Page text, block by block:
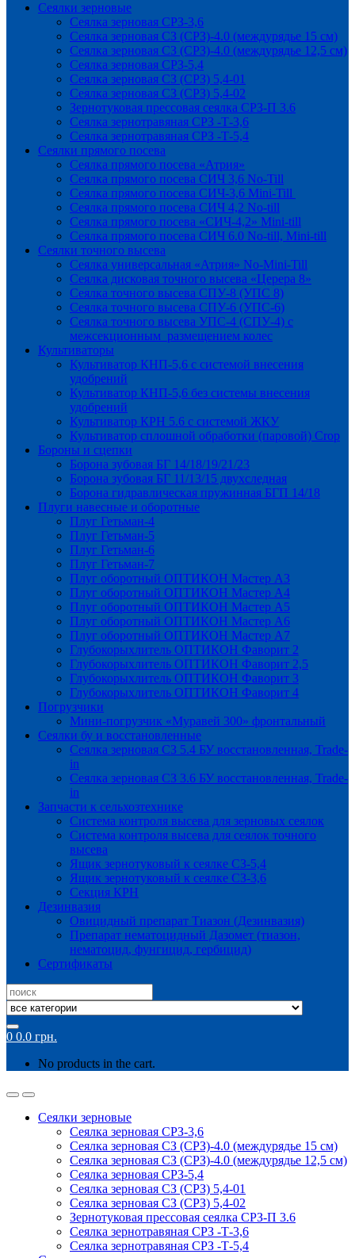
Сеялки зерновые
Сеялка зерновая СРЗ-3,6
Сеялка зерновая СЗ (СРЗ)-4.0 (междурядье 15 см)
Сеялка зерновая СЗ (СРЗ)-4.0 (междурядье 12,5 см)
Сеялка зерновая СРЗ-5,4
Сеялка зерновая СЗ (СРЗ) 5,4-01
Сеялка зерновая СЗ (СРЗ) 5,4-02
Зернотуковая прессовая сеялка СРЗ-П 3.6
Сеялка зернотравяная СРЗ -Т-3,6
Сеялка зернотравяная СРЗ -Т-5,4
Сеялки прямого посева
Сеялка прямого посева «Атрия»
Сеялка прямого посева СИЧ 3,6 No-Till
Сеялка прямого посева СИЧ-3,6 Mini-Till
Сеялка прямого посева СИЧ 4,2 No-till
Сеялка прямого посева «СИЧ-4,2» Mini-till
Сеялка прямого посева СИЧ 6.0 No-till, Mini-till
Сеялки точного высева
Сеялка универсальная «Атрия» No-Mini-Till
Сеялка дисковая точного высева «Церера 8»
Сеялка точного высева СПУ-8 (УПС 8)
Сеялка точного высева СПУ-6 (УПС-6)
Сеялка точного высева УПС-4 (СПУ-4) с
межсекционным размещением колес
Культиваторы
Культиватор КНП-5,6 с системой внесения
удобрений
Культиватор КНП-5,6 без системы внесения
удобрений
Культиватор КРН 5.6 с системой ЖКУ
Культиватор сплошной обработки (паровой) Crop
Бороны и сцепки
Борона зубовая БГ 14/18/19/21/23
Борона зубовая БГ 11/13/15 двухследная
Борона гидравлическая пружинная БГП 14/18
Плуги навесные и оборотные
Плуг Гетьман-4
Плуг Гетьман-5
Плуг Гетьман-6
Плуг Гетьман-7
Плуг оборотный ОПТИКОН Мастер А3
Плуг оборотный ОПТИКОН Мастер А4
Плуг оборотный ОПТИКОН Мастер А5
Плуг оборотный ОПТИКОН Мастер А6
Плуг оборотный ОПТИКОН Мастер А7
Глубокорыхлитель ОПТИКОН Фаворит 2
Глубокорыхлитель ОПТИКОН Фаворит 2,5
Глубокорыхлитель ОПТИКОН Фаворит 3
Глубокорыхлитель ОПТИКОН Фаворит 4
Погрузчики
Мини-погрузчик «Муравей 300» фронтальный
Сеялки бу и восстановленные
Сеялка зерновая СЗ 5.4 БУ восстановленная, Trade-
in
Сеялка зерновая СЗ 3.6 БУ восстановленная, Trade-
in
Запчасти к сельхозтехнике
Система контроля высева для зерновых сеялок
Система контроля высева для сеялок точного
высева
Ящик зернотуковый к сеялке СЗ-5,4
Ящик зернотуковый к сеялке СЗ-3,6
Секция КРН
Дезинвазия
Овицидный препарат Тиазон (Дезинвазия)
Препарат нематоцидный Дазомет (тиазон,
нематоцид, фунгицид, гербицид)
Сертификаты
Search
for:
0 0.0 грн.
No products in the cart.
Сеялки зерновые
Сеялка зерновая СРЗ-3,6
Сеялка зерновая СЗ (СРЗ)-4.0 (междурядье 15 см)
Сеялка зерновая СЗ (СРЗ)-4.0 (междурядье 12,5 см)
Сеялка зерновая СРЗ-5,4
Сеялка зерновая СЗ (СРЗ) 5,4-01
Сеялка зерновая СЗ (СРЗ) 5,4-02
Зернотуковая прессовая сеялка СРЗ-П 3.6
Сеялка зернотравяная СРЗ -Т-3,6
Сеялка зернотравяная СРЗ -Т-5,4